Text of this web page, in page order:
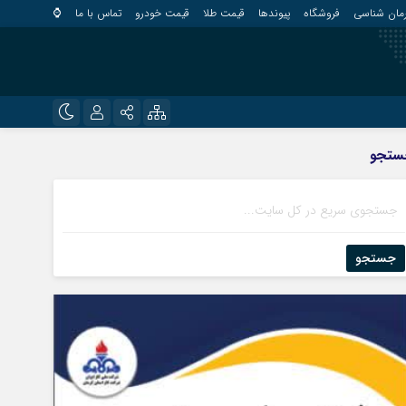
شناسی فروشگاه پیوندها قیمت طلا قیمت خودرو تماس با ما ⌚
رمز عبور
نرماشیر
جستجو